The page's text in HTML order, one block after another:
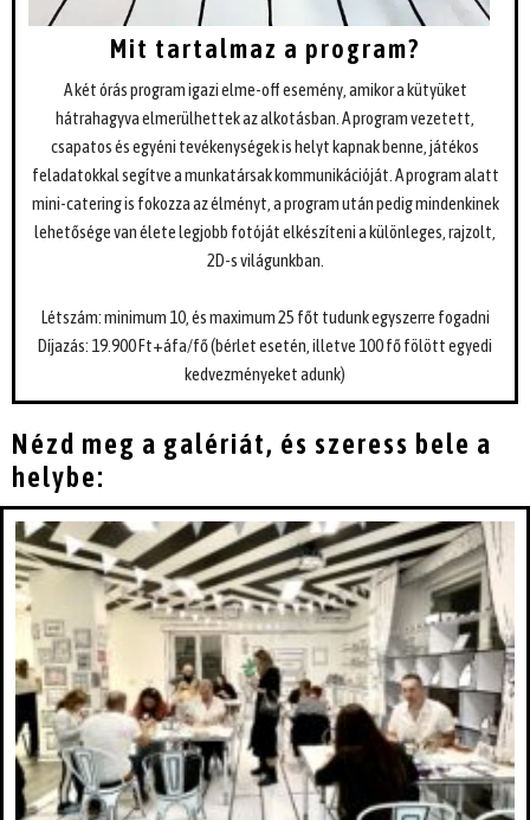
Mit tartalmaz a program?
A két órás program igazi elme-off esemény, amikor a kütyüket
hátrahagyva elmerülhettek az alkotásban. A program vezetett,
csapatos és egyéni tevékenységek is helyt kapnak benne, játékos
feladatokkal segítve a munkatársak kommunikációját. A program alatt
mini-catering is fokozza az élményt, a program után pedig mindenkinek
lehetősége van élete legjobb fotóját elkészíteni a különleges, rajzolt,
2D-s világunkban.
Létszám: minimum 10, és maximum 25 főt tudunk egyszerre fogadni
Díjazás: 19.900 Ft+áfa/fő (bérlet esetén, illetve 100 fő fölött egyedi
kedvezményeket adunk)
Nézd meg a galériát, és szeress bele a
helybe: